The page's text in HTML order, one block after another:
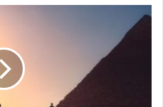
سالت
نفسك